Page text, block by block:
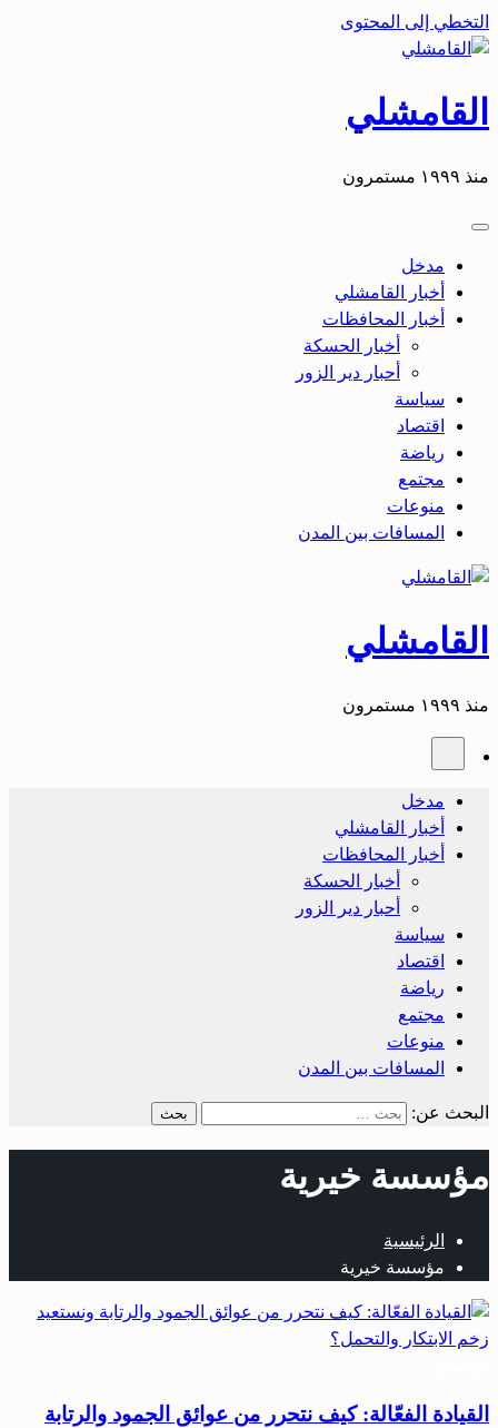
التخطي إلى المحتوى
القامشلي
منذ ١٩٩٩ مستمرون
مدخل
أخبار القامشلي
أخبار المحافظات
أخبار الحسكة
أحبار دير الزور
سياسة
اقتصاد
رياضة
مجتمع
منوعات
المسافات بين المدن
القامشلي
منذ ١٩٩٩ مستمرون
مدخل
أخبار القامشلي
أخبار المحافظات
أخبار الحسكة
أحبار دير الزور
سياسة
اقتصاد
رياضة
مجتمع
منوعات
المسافات بين المدن
البحث عن:
مؤسسة خيرية
الرئيسية
مؤسسة خيرية
القيادة الفعّالة: كيف نتحرر من عوائق الجمود والرتابة